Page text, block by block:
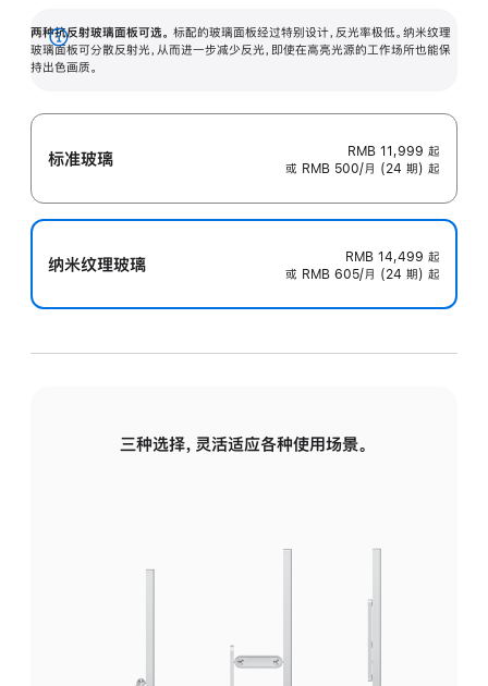
两种抗反射玻璃面板可选。 标配的玻璃面板经过特别设计，反光率极低。纳米纹理
玻璃面板可分散反射光，从而进一步减少反光，即使在高亮光源的工作场所也能保
持出色画质。
展
开
标准玻璃 RMB 11,999 起
或 RMB 500/月 (24 期) 起
纳米纹理玻璃 RMB 14,499 起
或 RMB 605/月 (24 期) 起
三种选择，灵活适应各种使用场景。